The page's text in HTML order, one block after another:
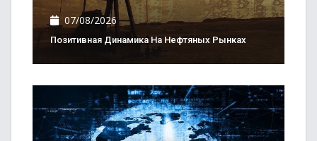
07/08/2026
Позитивная Динамика На Нефтяных Рынках